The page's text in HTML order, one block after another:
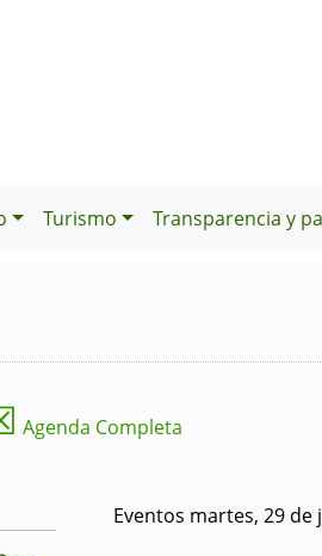
Turismo Transparencia y
Agenda Completa
Eventos martes, 29 de